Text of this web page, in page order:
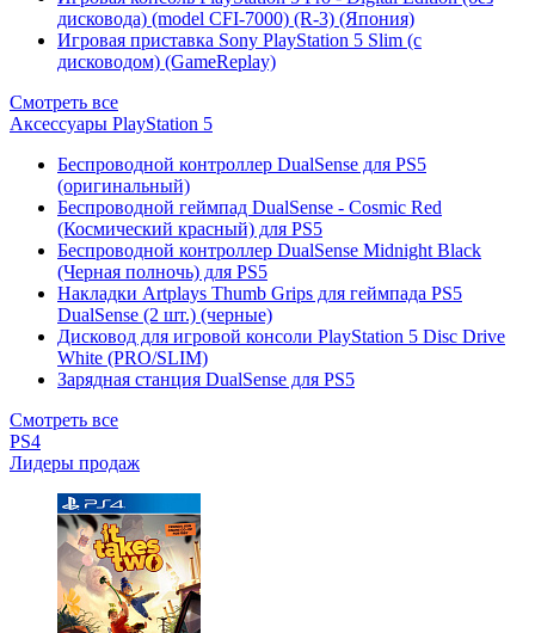
дисковода) (model CFI-7000) (R-3) (Япония)
Игровая приставка Sony PlayStation 5 Slim (с
дисководом) (GameReplay)
Смотреть все
Аксессуары PlayStation 5
Беспроводной контроллер DualSense для PS5
(оригинальный)
Беспроводной геймпад DualSense - Cosmic Red
(Космический красный) для PS5
Беспроводной контроллер DualSense Midnight Black
(Черная полночь) для PS5
Накладки Artplays Thumb Grips для геймпада PS5
DualSense (2 шт.) (черные)
Дисковод для игровой консоли PlayStation 5 Disc Drive
White (PRO/SLIM)
Зарядная станция DualSense для PS5
Смотреть все
PS4
Лидеры продаж